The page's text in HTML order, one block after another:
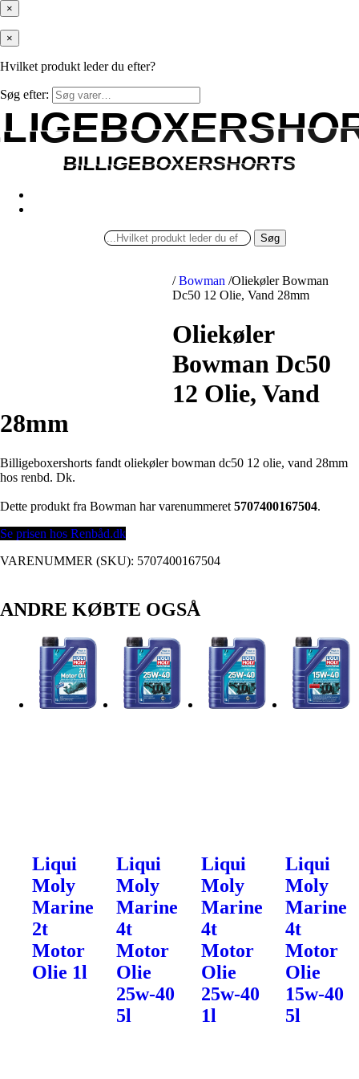
×
×
Hvilket produkt leder du efter?
Søg efter:
BILLIGEBOXERSHORTS
BILLIGEBOXERSHORTS
Søg
/ Bowman /Oliekøler Bowman
Dc50 12 Olie, Vand 28mm
Oliekøler
Bowman Dc50
12 Olie, Vand
28mm
Billigeboxershorts fandt oliekøler bowman dc50 12 olie, vand 28mm
hos renbd. Dk.
Dette produkt fra Bowman har varenummeret 5707400167504.
Se prisen hos Renbåd.dk
VARENUMMER (SKU): 5707400167504
ANDRE KØBTE OGSÅ
Liqui
Moly
Marine
2t
Motor
Olie 1l
Liqui
Moly
Marine
4t
Motor
Olie
25w-40
5l
Liqui
Moly
Marine
4t
Motor
Olie
25w-40
1l
Liqui
Moly
Marine
4t
Motor
Olie
15w-40
5l